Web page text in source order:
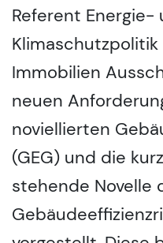
Referent Energie-
Immobilien
neuen
noviellierten
(GEG) und die
stehende Novelle